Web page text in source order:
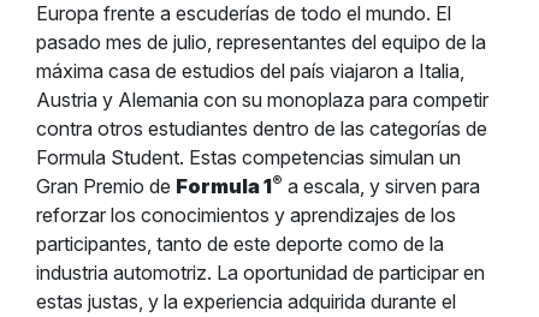
Europa frente a escuderías de todo el mundo. El
pasado mes de julio, representantes del equipo de la
máxima casa de estudios del país viajaron a Italia,
Austria y Alemania con su monoplaza para competir
contra otros estudiantes dentro de las categorías de
Formula Student. Estas competencias simulan un
Gran Premio de Formula 1® a escala, y sirven para
reforzar los conocimientos y aprendizajes de los
participantes, tanto de este deporte como de la
industria automotriz. La oportunidad de participar en
estas justas, y la experiencia adquirida durante el